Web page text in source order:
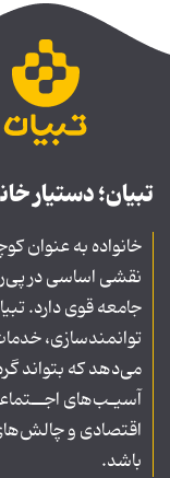
تبیان؛ دستیار
خانواده به عنوان
نقشی اساسی در
جامعه قوی دارد.
توانمندسازی،
می‌دهد که بتواند
آسیـب‌های
اقتصادی و
باشد.